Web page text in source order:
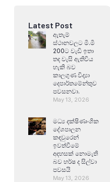
Latest Post
ඇතැම්
ස්ථානවලට මි.මි
200ට වැඩි ඉතා
තද වැසි ඇතිවිය
හැකි බව
කාලගුණ විද්‍යා
දෙපාර්තමේන්තුව
පවසනවා.
May 13, 2026
මධ්‍ය දක්ෂිණාංශික
දේශපාලන
කඳවුරෙන්
ඉවත්වීමේ
අදහසක් නොමැති
බව හර්ෂ ද සිල්වා
පවසයි
May 13, 2026